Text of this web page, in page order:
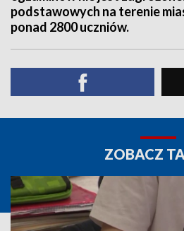
podstawowych na terenie
ponad 2800 uczniów.
ZOBACZ